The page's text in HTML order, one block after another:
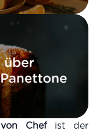
Chefist der